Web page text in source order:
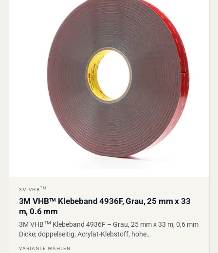
3M VHBTM
3M VHBTM Klebeband 4936F, Grau, 25 mm x 33
m, 0.6 mm
3M VHBTM Klebeband 4936F – Grau, 25 mm x 33 m, 0,6 mm
Dicke; doppelseitig, Acrylat-Klebstoff, hohe…
VARIANTE WÄHLEN